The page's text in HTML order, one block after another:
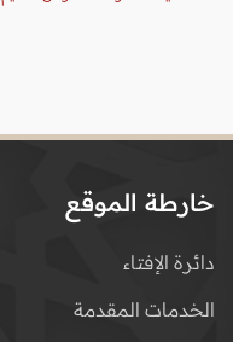
خارطة الموقع
دائرة الإفتاء
الخدمات المقدمة